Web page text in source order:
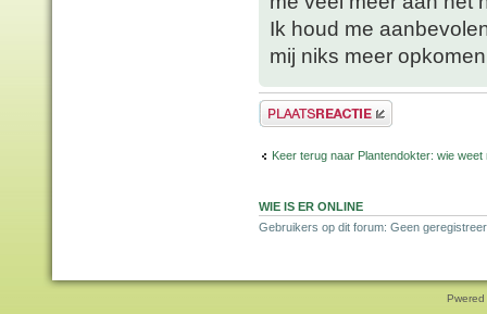
Ik houd me
mij niks meer
Plaats een reactie
Keer terug naar Plantendokter: wie weet
WIE IS ER ONLINE
Gebruikers op dit forum: Geen